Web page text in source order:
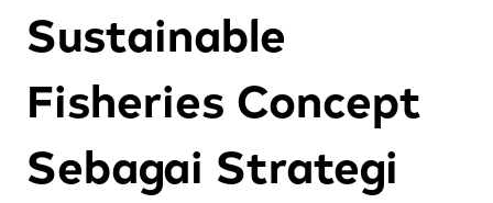
Sustainable
Fisheries Concept
Sebagai Strategi